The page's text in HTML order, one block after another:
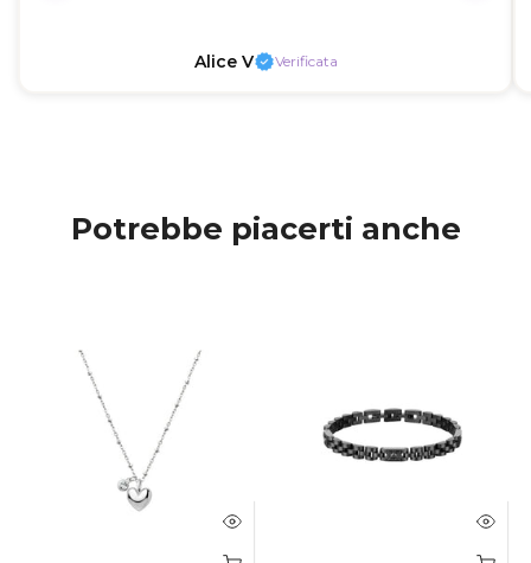
Alice V Verificata
Potrebbe piacerti anche